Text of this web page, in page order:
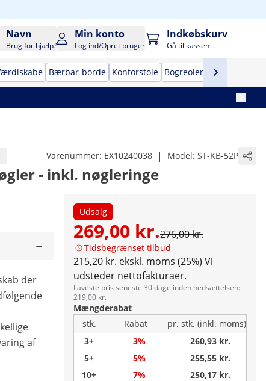
Navn
Brug for hjælp?
Min konto
Log ind/Opret bruger
Indkøbskurv
Gå til kassen
Bærbar-borde Kontorstole Bogreoler Pengekasser
Varenummer: EX10240038 | Model: ST-KB-52P
- inkl. nøgleringe
Udsalg
269,00 kr.276,00 kr.
Tidsbegrænset tilbud
215,20 kr. ekskl. moms (25%) Vi
udsteder nettofakturaer.
Laveste pris seneste 30 dage inden nedsættelsen:
219,00 kr.
Mængderabat
stk.
Rabat
pr. stk. (inkl. moms)
3+
3%
260,93 kr.
5+
5%
255,55 kr.
10+
7%
250,17 kr.
der
af